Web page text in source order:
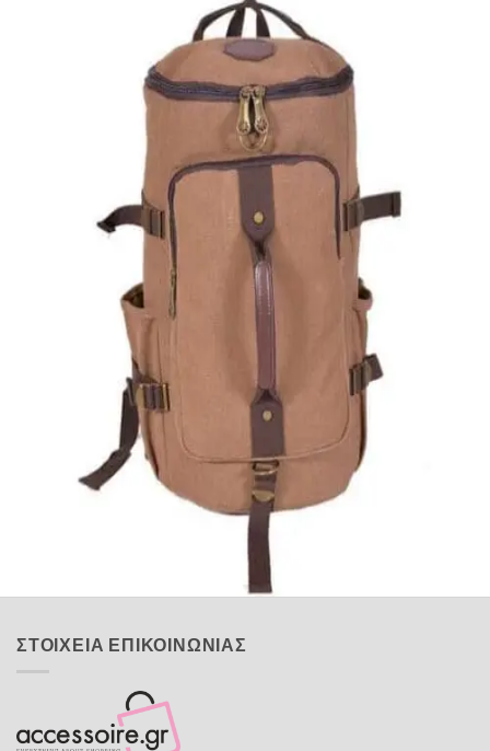
Quick View
ΑΝΔΡΙΚΟΙ ΣΑΚΟΙ ΤΑΞΙΔΙΟΥ
Σάκος ταξιδίου
40,00 €
ΣΤΟΙΧΕΙΑ ΕΠΙΚΟΙΝΩΝΙΑΣ